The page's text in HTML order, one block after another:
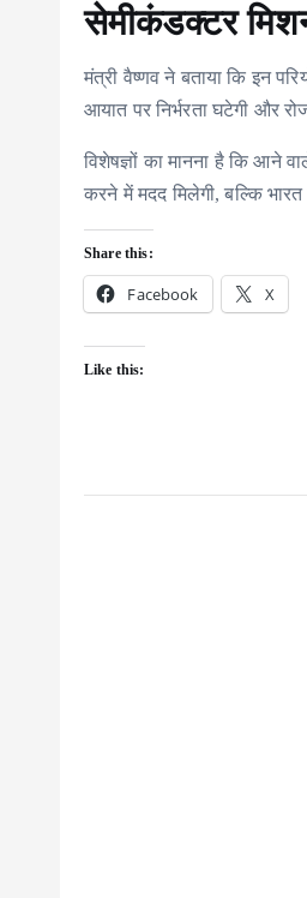
सेमीकंडक्टर
मंत्री वैष्णव ने बताया कि इन
आयात पर निर्भरता घटेगी और
विशेषज्ञों का मानना है कि आने
करने में मदद मिलेगी, बल्कि
Share this:
Facebook X
Like this: